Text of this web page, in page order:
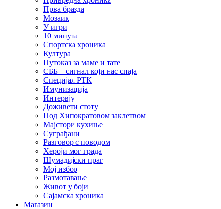
Прва бразда
Мозаик
У игри
10 минута
Спортска хроника
Култура
Путоказ за маме и тате
СББ – сигнал који нас спаја
Специјал РТК
Имунизација
Интервју
Доживети стоту
Под Хипократовом заклетвом
Мајстори кухиње
Суграђани
Разговор с поводом
Хероји мог града
Шумадијски праг
Мој избор
Размотавање
Живот у боји
Сајамска хроника
Магазин